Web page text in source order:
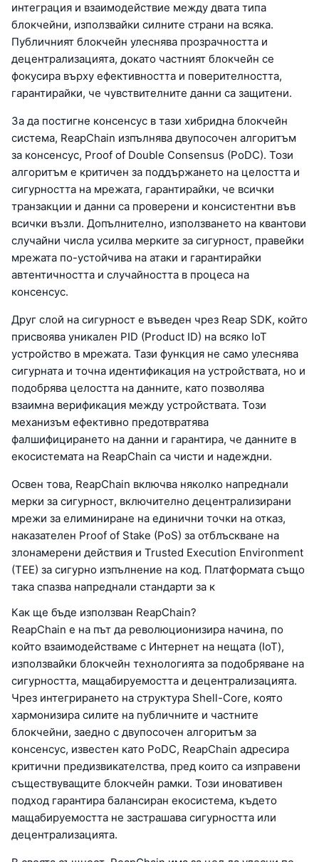
интеграция и взаимодействие между двата типа
блокчейни, използвайки силните страни на всяка.
Публичният блокчейн улеснява прозрачността и
децентрализацията, докато частният блокчейн се
фокусира върху ефективността и поверителността,
гарантирайки, че чувствителните данни са защитени.
За да постигне консенсус в тази хибридна блокчейн
система, ReapChain изпълнява двупосочен алгоритъм
за консенсус, Proof of Double Consensus (PoDC). Този
алгоритъм е критичен за поддържането на целостта и
сигурността на мрежата, гарантирайки, че всички
транзакции и данни са проверени и консистентни във
всички възли. Допълнително, използването на квантови
случайни числа усилва мерките за сигурност, правейки
мрежата по-устойчива на атаки и гарантирайки
автентичността и случайността в процеса на
консенсус.
Друг слой на сигурност е въведен чрез Reap SDK, който
присвоява уникален PID (Product ID) на всяко IoT
устройство в мрежата. Тази функция не само улеснява
сигурната и точна идентификация на устройствата, но и
подобрява целостта на данните, като позволява
взаимна верификация между устройствата. Този
механизъм ефективно предотвратява
фалшифицирането на данни и гарантира, че данните в
екосистемата на ReapChain са чисти и надеждни.
Освен това, ReapChain включва няколко напреднали
мерки за сигурност, включително децентрализирани
мрежи за елиминиране на единични точки на отказ,
наказателен Proof of Stake (PoS) за отблъскване на
злонамерени действия и Trusted Execution Environment
(TEE) за сигурно изпълнение на код. Платформата също
така спазва напреднали стандарти за к
Как ще бъде използван ReapChain?
ReapChain е на път да революционизира начина, по
който взаимодействаме с Интернет на нещата (IoT),
използвайки блокчейн технологията за подобряване на
сигурността, мащабируемостта и децентрализацията.
Чрез интегрирането на структура Shell-Core, която
хармонизира силите на публичните и частните
блокчейни, заедно с двупосочен алгоритъм за
консенсус, известен като PoDC, ReapChain адресира
критични предизвикателства, пред които са изправени
съществуващите блокчейн рамки. Този иновативен
подход гарантира балансиран екосистема, където
мащабируемостта не застрашава сигурността или
децентрализацията.